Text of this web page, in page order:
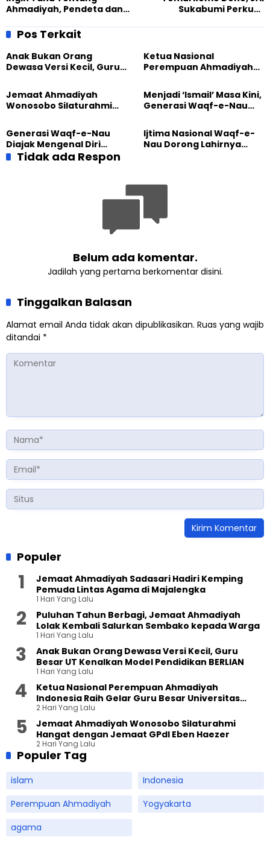
Ahmadiyah, Pendeta dan
Cirebon Kunjungi
Ahmadiyah Manislor
Sukabumi Perkuat
Beragama
Pos Terkait
Anak Bukan Orang
Dewasa Versi Kecil, Guru
Pendidikan BERLIAN
Ketua Nasional
Perempuan Ahmadiyah
Besar Universitas
Terbuka
Jemaat Ahmadiyah
Wonosobo Silaturahmi
GPdI Eben Haezer
Menjadi ‘Ismail’ Masa Kini,
Generasi Waqf-e-Nau
Pengabdian
Generasi Waqf-e-Nau
Diajak Mengenal Diri
Sebelum Mengubah
Ijtima Nasional Waqf-e-
Nau Dorong Lahirnya
Tidak ada Respon
Belum ada komentar.
Jadilah yang pertama berkomentar disini.
Tinggalkan Balasan
Alamat email Anda tidak akan dipublikasikan. Ruas yang wajib
ditandai *
Populer
Jemaat Ahmadiyah Sadasari Hadiri Kemping
Pemuda Lintas Agama di Majalengka
1 Hari Yang Lalu
Puluhan Tahun Berbagi, Jemaat Ahmadiyah
Lolak Kembali Salurkan Sembako kepada Warga
1 Hari Yang Lalu
Anak Bukan Orang Dewasa Versi Kecil, Guru
Besar UT Kenalkan Model Pendidikan BERLIAN
1 Hari Yang Lalu
Ketua Nasional Perempuan Ahmadiyah
Indonesia Raih Gelar Guru Besar Universitas
Terbuka
2 Hari Yang Lalu
Jemaat Ahmadiyah Wonosobo Silaturahmi
Hangat dengan Jemaat GPdI Eben Haezer
2 Hari Yang Lalu
Populer Tag
islam
Indonesia
Perempuan Ahmadiyah
Yogyakarta
agama